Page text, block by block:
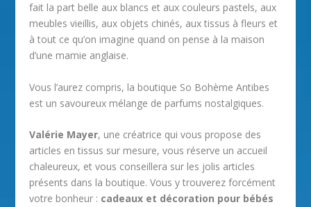
fait la part belle aux blancs et aux couleurs pastels, aux
meubles vieillis, aux objets chinés, aux tissus à fleurs et
à tout ce qu’on imagine quand on pense à la maison
d’une mamie anglaise.
Vous l’aurez compris, la boutique So Bohème Antibes
est un savoureux mélange de parfums nostalgiques.
Valérie Mayer, une créatrice qui vous propose des
articles en tissus sur mesure, vous réserve un accueil
chaleureux, et vous conseillera sur les jolis articles
présents dans la boutique. Vous y trouverez forcément
votre bonheur : cadeaux et décoration pour bébés